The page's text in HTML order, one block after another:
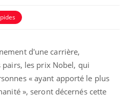
d'une carrière,
pairs, les prix Nobel, qui
« ayant apporté le plus
», seront décernés cette